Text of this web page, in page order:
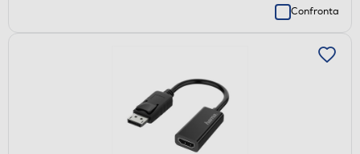
Confronta